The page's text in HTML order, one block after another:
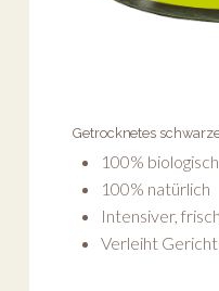
Getrocknetes
100% biologisch
100% natürlich
Intensiver,
Verleiht